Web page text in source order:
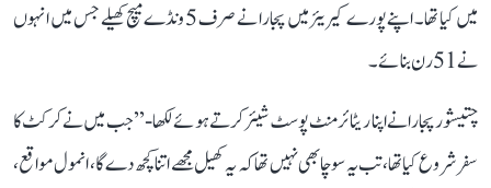
میں کیا تھا۔ اپنے پورے کیریئر میں پجارا نے صرف 5 ونڈے میچ کھیلے جس میں انہوں
نے 51 رن بنائے۔
چتیشور پجارا نے اپنا ریٹائرمنٹ پوسٹ شیئر کرتے ہوئے لکھا- ’’جب میں نے کرکٹ کا
سفر شروع کیا تھا، تب یہ سوچا بھی نہیں تھا کہ یہ کھیل مجھے اتنا کچھ دے گا، انمول مواقع،